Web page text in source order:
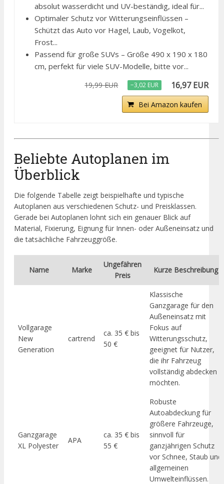
absolut wasserdicht und UV-beständig, ideal für...
Optimaler Schutz vor Witterungseinflüssen –
Schützt das Auto vor Hagel, Laub, Vogelkot,
Frost...
Passend für große SUVs – Größe 490 x 190 x 180
cm, perfekt für viele SUV-Modelle, bitte vor...
19,99 EUR −3,02 EUR 16,97 EUR
Bei Amazon kaufen
Beliebte Autoplanen im
Überblick
Die folgende Tabelle zeigt beispielhafte und typische
Autoplanen aus verschiedenen Schutz- und Preisklassen.
Gerade bei Autoplanen lohnt sich ein genauer Blick auf
Material, Fixierung, Eignung für Innen- oder Außeneinsatz und
die tatsächliche Fahrzeuggröße.
Name Marke
Ungefähren
Preis
Kurze Beschreibung
Vollgarage
New
Generation
cartrend
ca. 35 € bis
50 €
Klassische
Ganzgarage für den
Außeneinsatz mit
Fokus auf
Witterungsschutz,
geeignet für Nutzer,
die ihr Fahrzeug
vollständig abdecken
möchten.
Ganzgarage
XL Polyester
APA
ca. 35 € bis
55 €
Robuste
Autoabdeckung für
größere Fahrzeuge,
sinnvoll für
ganzjährigen Schutz
vor Schnee, Staub und
allgemeinen
Umwelteinflüssen.